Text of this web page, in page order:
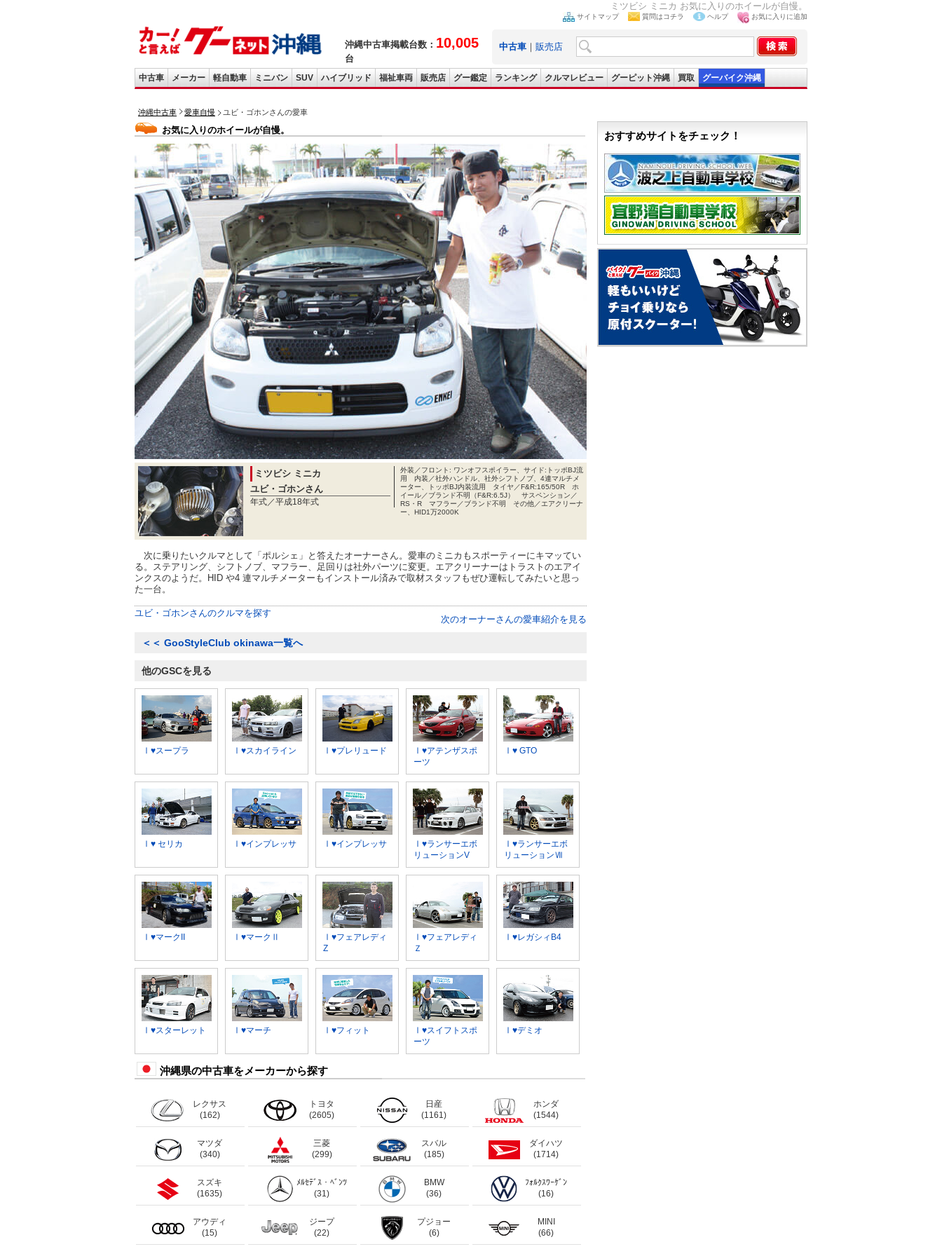
ミツビシ ミニカ お気に入りのホイールが自慢。
沖縄中古車掲載台数： 10,005
台
サイトマップ 質問はコチラ ヘルプ お気に入りに追加
中古車 ｜ 販売店
中古車 メーカー 軽自動車 ミニバン SUV ハイブリッド 福祉車両 販売店 グー鑑定 ランキング クルマレビュー グーピット沖縄 買取 グーバイク沖縄
沖縄中古車 愛車自慢 ユビ・ゴホンさんの愛車
お気に入りのホイールが自慢。
ミツビシ ミニカ
ユビ・ゴホンさん
年式／平成18年式
外装／フロント: ワンオフスポイラー、サイド:トッポBJ流
用 内装／社外ハンドル、社外シフトノブ、4連マルチメ
ーター、トッポBJ内装流用 タイヤ／F&R:165/50R ホ
イール／ブランド不明（F&R:6.5J） サスペンション／
RS・R マフラー／ブランド不明 その他／エアクリーナ
ー、HID1万2000K
次に乗りたいクルマとして「ポルシェ」と答えたオーナーさん。愛車のミニカもスポーティーにキマッてい
る。ステアリング、シフトノブ、マフラー、足回りは社外パーツに変更。エアクリーナーはトラストのエアイ
ンクスのようだ。HID や4 連マルチメーターもインストール済みで取材スタッフもぜひ運転してみたいと思っ
た一台。
ユビ・ゴホンさんのクルマを探す
次のオーナーさんの愛車紹介を見る
＜＜ GooStyleClub okinawa一覧へ
他のGSCを見る
Ⅰ♥スープラ Ⅰ♥スカイライン Ⅰ♥プレリュード
Ⅰ♥アテンザスポ
ーツ
Ⅰ♥ GTO
Ⅰ♥ セリカ Ⅰ♥インプレッサ Ⅰ♥インプレッサ
Ⅰ♥ランサーエボ
リューションV
Ⅰ♥ランサーエボ
リューションⅦ
Ⅰ♥マークII Ⅰ♥マークⅡ
Ⅰ♥フェアレディ
Z
Ⅰ♥フェアレディ
Ｚ
Ⅰ♥レガシィB4
Ⅰ♥スターレット Ⅰ♥マーチ Ⅰ♥フィット
Ⅰ♥スイフトスポ
ーツ
Ⅰ♥デミオ
沖縄県の中古車をメーカーから探す
レクサス
(162)
トヨタ
(2605)
日産
(1161)
ホンダ
(1544)
マツダ
(340)
三菱
(299)
スバル
(185)
ダイハツ
(1714)
スズキ
(1635)
ﾒﾙｾﾃﾞｽ・ﾍﾞﾝﾂ
(31)
BMW
(36)
ﾌｫﾙｸｽﾜｰｹﾞﾝ
(16)
アウディ
(15)
ジープ
(22)
プジョー
(6)
MINI
(66)
おすすめサイトをチェック！